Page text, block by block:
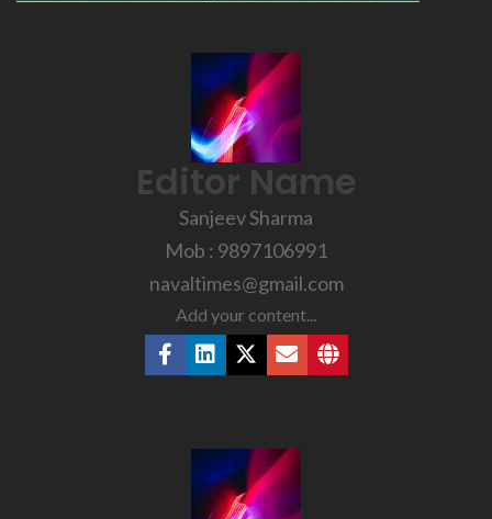
Editor Name
Sanjeev Sharma
Mob : 9897106991
navaltimes@gmail.com
Add your content...